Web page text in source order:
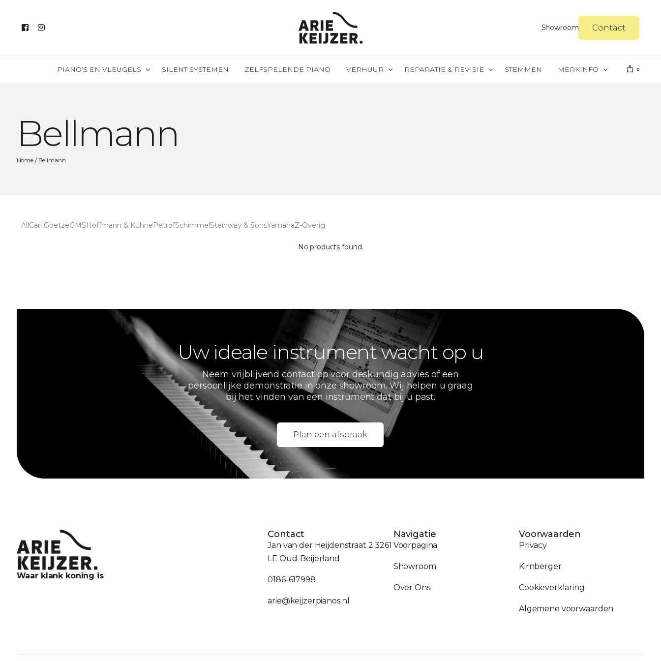
Showroom Contact
PIANO’S EN VLEUGELS
Piano’s
Vleugels
SILENT SYSTEMEN ZELFSPELENDE PIANO VERHUUR REPARATIE & REVISIE STEMMEN MERKINFO 0
Bellmann
Home / Bellmann
All Carl GoetzeGMS Hoffmann & Kühne PetrofSchimmel Steinway & SonsYamahaZ-Overig
No products found.
Uw ideale instrument wacht op u
Neem vrijblijvend contact op voor deskundig advies of een
persoonlijke demonstratie in onze showroom. Wij helpen u graag
bij het vinden van een instrument dat bij u past.
Plan een afspraak
Waar klank koning is
Contact
Jan van der Heijdenstraat 2 3261
LE Oud-Beijerland
0186-617998
arie@keijzerpianos.nl
Navigatie
Voorpagina
Showroom
Over Ons
Voorwaarden
Privacy
Kirnberger
Cookieverklaring
Algemene voorwaarden